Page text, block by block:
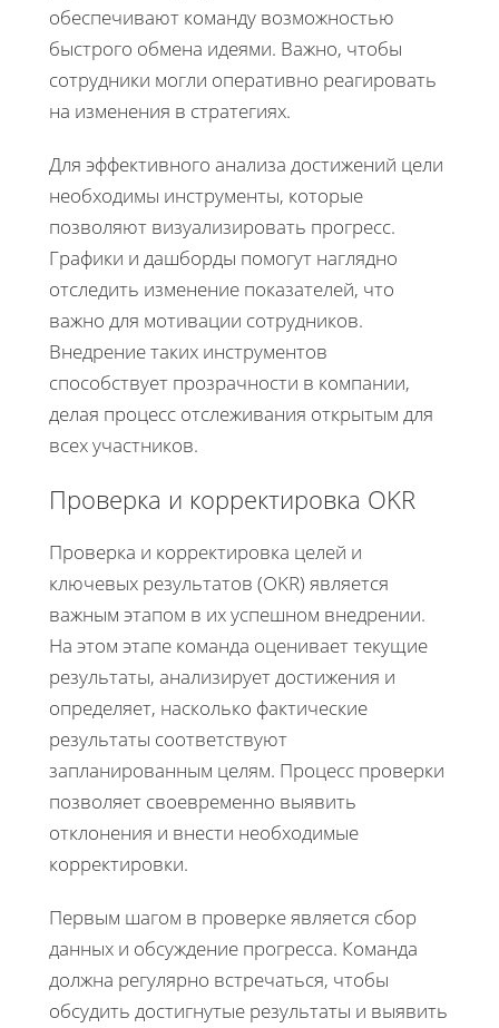
обеспечивают команду возможностью
быстрого обмена идеями. Важно, чтобы
сотрудники могли оперативно реагировать
на изменения в стратегиях.
Для эффективного анализа достижений цели
необходимы инструменты, которые
позволяют визуализировать прогресс.
Графики и дашборды помогут наглядно
отследить изменение показателей, что
важно для мотивации сотрудников.
Внедрение таких инструментов
способствует прозрачности в компании,
делая процесс отслеживания открытым для
всех участников.
Проверка и корректировка OKR
Проверка и корректировка целей и
ключевых результатов (OKR) является
важным этапом в их успешном внедрении.
На этом этапе команда оценивает текущие
результаты, анализирует достижения и
определяет, насколько фактические
результаты соответствуют
запланированным целям. Процесс проверки
позволяет своевременно выявить
отклонения и внести необходимые
корректировки.
Первым шагом в проверке является сбор
данных и обсуждение прогресса. Команда
должна регулярно встречаться, чтобы
обсудить достигнутые результаты и выявить